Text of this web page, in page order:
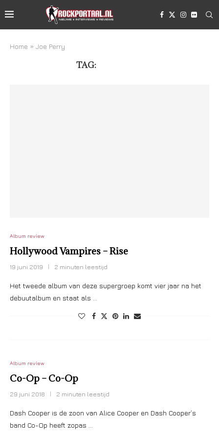
Home » Joe Perry
TAG:
Album review
Hollywood Vampires – Rise
19 juni 2019 2 minuten leestijd
Het tweede album van deze supergroep komt vier jaar na het
debuutalbum en staat als …
Album review
Co-Op – Co-Op
29 juni 2018 2 minuten leestijd
Dash Cooper is de zoon van Alice Cooper en Dash Cooper’s
band Co-Op heeft zopas …